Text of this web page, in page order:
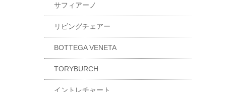
サフィアーノ
リビングチェアー
BOTTEGA VENETA
TORYBURCH
イントレチャート